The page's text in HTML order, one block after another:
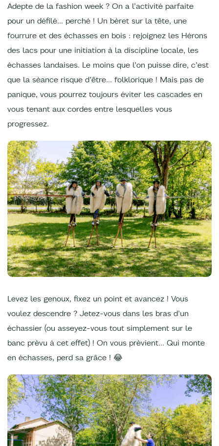
Adepte de la fashion week ? On a l’activité parfaite
pour un défilé… perché ! Un béret sur la tête, une
fourrure et des échasses en bois : rejoignez les Hérons
des lacs pour une initiation à la discipline locale, les
échasses landaises. Le moins que l’on puisse dire, c’est
que la séance risque d’être… folklorique ! Mais pas de
panique, vous pourrez toujours éviter les cascades en
vous tenant aux cordes entre lesquelles vous
progressez.
Levez les genoux, fixez un point et avancez ! Vous
voulez descendre ? Jetez-vous dans les bras d’un
échassier (ou asseyez-vous tout simplement sur le
banc prévu à cet effet) ! On vous prévient… Qui monte
en échasses, perd sa grâce ! 😂